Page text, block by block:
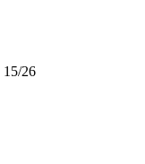
15/26